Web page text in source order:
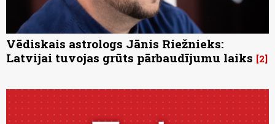
Vēdiskais astrologs Jānis Riežnieks:
Latvijai tuvojas grūts pārbaudījumu laiks 2